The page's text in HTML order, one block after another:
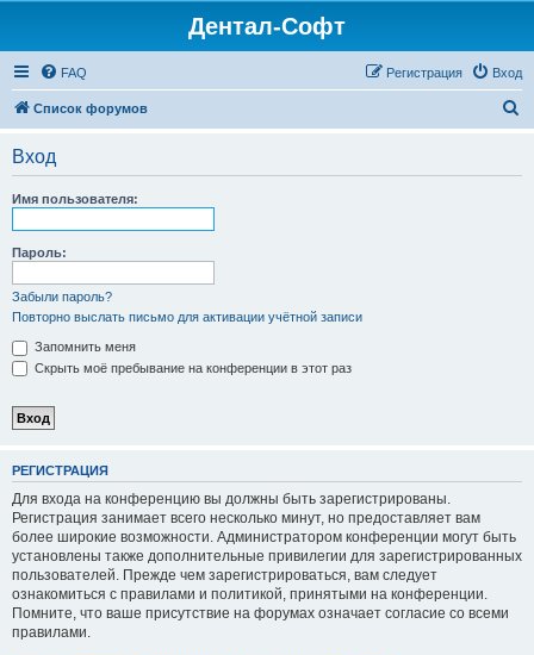
Дентал-Софт
FAQ Вход
Регистрация
Список форумов
Вход
Имя пользователя:
Пароль:
Забыли пароль?
Повторно выслать письмо для активации учётной записи
Запомнить меня
Скрыть моё пребывание на конференции в этот раз
РЕГИСТРАЦИЯ
Для входа на конференцию вы должны быть зарегистрированы.
Регистрация занимает всего несколько минут, но предоставляет вам
более широкие возможности. Администратором конференции могут быть
установлены также дополнительные привилегии для зарегистрированных
пользователей. Прежде чем зарегистрироваться, вам следует
ознакомиться с правилами и политикой, принятыми на конференции.
Помните, что ваше присутствие на форумах означает согласие со всеми
правилами.